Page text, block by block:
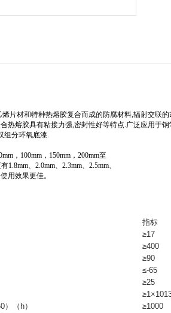
片材和特种热熔胶复合而成的防腐材料,辐射交联
热熔胶具有粘接力强,密封性好等特点.广泛应用于
组分环氧底漆.
，100mm，150mm，200mm至
、2.0mm、2.3mm、2.5mm、
用效果更佳。
指标
≥17
≥400
≥90
≤-65
≥25
（h） ≥1000